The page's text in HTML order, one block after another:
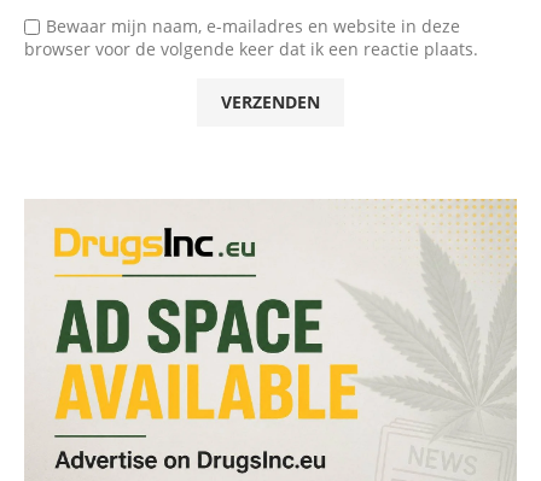
Bewaar mijn naam, e-mailadres en website in deze
browser voor de volgende keer dat ik een reactie plaats.